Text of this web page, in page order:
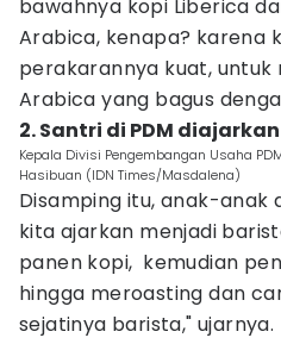
bawahnya kopi Liberica
Arabica, kenapa? karena
perakarannya kuat, untuk
Arabica yang bagus
2. Santri di PDM
Kepala Divisi Pengembangan Usaha
Hasibuan (IDN Times/Masdalena)
Disamping itu, anak-anak
kita ajarkan menjadi
panen kopi, kemudian
hingga meroasting dan
sejatinya barista," ujarnya.